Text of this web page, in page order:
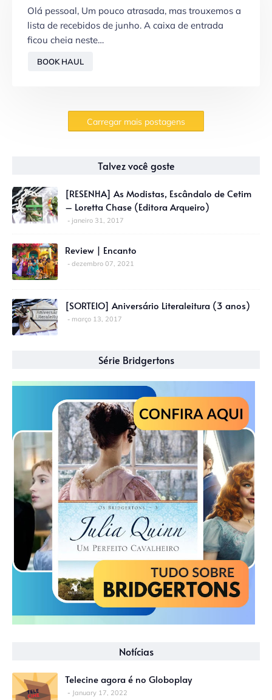
Olá pessoal, Um pouco atrasada, mas trouxemos a
lista de recebidos de junho. A caixa de entrada
ficou cheia neste…
BOOK HAUL
Carregar mais postagens
Talvez você goste
[RESENHA] As Modistas, Escândalo de Cetim
– Loretta Chase (Editora Arqueiro)
janeiro 31, 2017
Review | Encanto
dezembro 07, 2021
[SORTEIO] Aniversário Literaleitura (3 anos)
março 13, 2017
Série Bridgertons
Notícias
Telecine agora é no Globoplay
January 17, 2022